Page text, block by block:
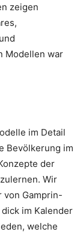
zeigen
Modellen war
im Detail
Bevölkerung im
der
Wir
von Gamprin-
im Kalender
welche